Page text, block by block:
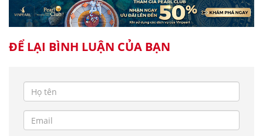
ĐỂ LẠI BÌNH LUẬN CỦA BẠN